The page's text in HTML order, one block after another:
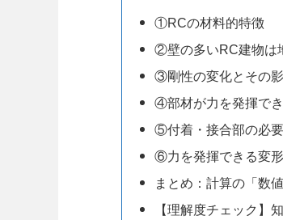
①RCの材料的特徴
②壁の多いRC建物は
③剛性の変化とその
④部材が力を発揮で
⑤付着・接合部の必
⑥力を発揮できる変
まとめ：計算の「数
【理解度チェック】